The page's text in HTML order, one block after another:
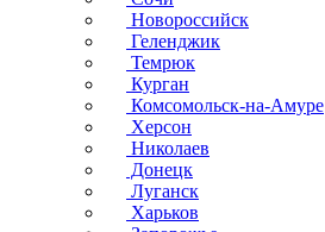
Новороссийск
Геленджик
Темрюк
Курган
Комсомольск-на-Амуре
Херсон
Николаев
Донецк
Луганск
Харьков